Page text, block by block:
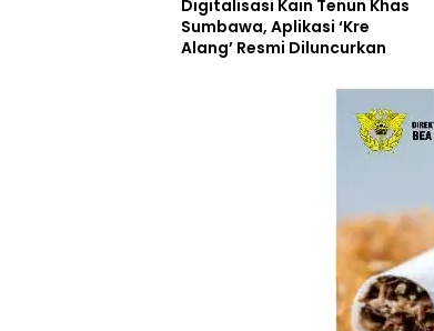
Digitalisasi Kain Tenun Khas
Sumbawa, Aplikasi ‘Kre
Alang’ Resmi Diluncurkan